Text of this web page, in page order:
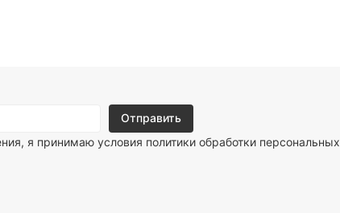
я принимаю условия политики обработки персональных